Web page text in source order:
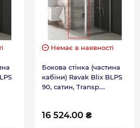
Немає в наявності
Бокова стінка (частина
кабіни) Ravak Blix BLPS
90, сатин, Transp.
16 524.00 ₴